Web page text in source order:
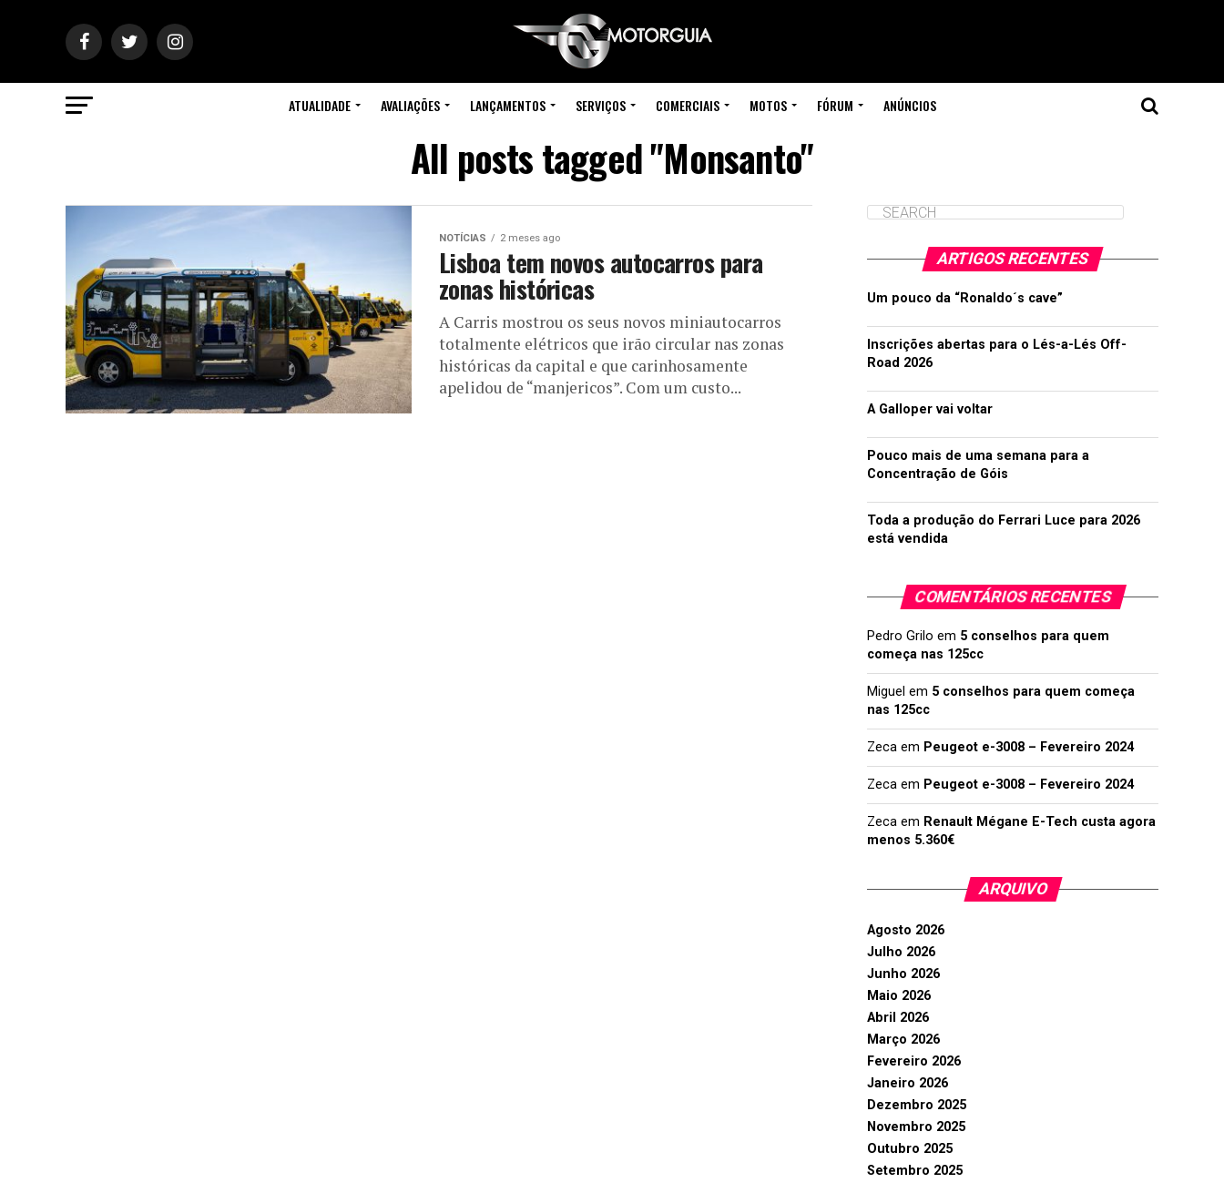
ATUALIDADE AVALIAÇÕES LANÇAMENTOS SERVIÇOS COMERCIAIS MOTOS FÓRUM ANÚNCIOS
All posts tagged "Monsanto"
NOTÍCIAS 2 meses ago
Lisboa tem novos autocarros para
zonas históricas
A Carris mostrou os seus novos miniautocarros
totalmente elétricos que irão circular nas zonas
históricas da capital e que carinhosamente
apelidou de “manjericos”. Com um custo...
ARTIGOS RECENTES
Um pouco da “Ronaldo´s cave”
Inscrições abertas para o Lés-a-Lés Off-
Road 2026
A Galloper vai voltar
Pouco mais de uma semana para a
Concentração de Góis
Toda a produção do Ferrari Luce para 2026
está vendida
COMENTÁRIOS RECENTES
Pedro Grilo em 5 conselhos para quem
começa nas 125cc
Miguel em 5 conselhos para quem começa
nas 125cc
Zeca em Peugeot e-3008 – Fevereiro 2024
Zeca em Peugeot e-3008 – Fevereiro 2024
Zeca em Renault Mégane E-Tech custa agora
menos 5.360€
ARQUIVO
Agosto 2026
Julho 2026
Junho 2026
Maio 2026
Abril 2026
Março 2026
Fevereiro 2026
Janeiro 2026
Dezembro 2025
Novembro 2025
Outubro 2025
Setembro 2025